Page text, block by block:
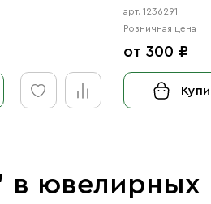
арт. 1236291
Розничная цена
от 300 ₽
ювелирных